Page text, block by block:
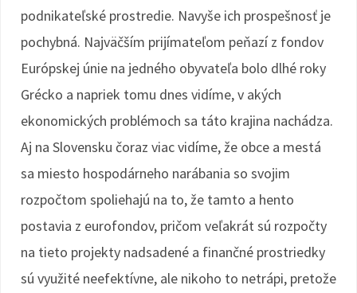
podnikateľské prostredie. Navyše ich prospešnosť je
pochybná. Najväčším prijímateľom peňazí z fondov
Európskej únie na jedného obyvateľa bolo dlhé roky
Grécko a napriek tomu dnes vidíme, v akých
ekonomických problémoch sa táto krajina nachádza.
Aj na Slovensku čoraz viac vidíme, že obce a mestá
sa miesto hospodárneho narábania so svojim
rozpočtom spoliehajú na to, že tamto a hento
postavia z eurofondov, pričom veľakrát sú rozpočty
na tieto projekty nadsadené a finančné prostriedky
sú využité neefektívne, ale nikoho to netrápi, pretože